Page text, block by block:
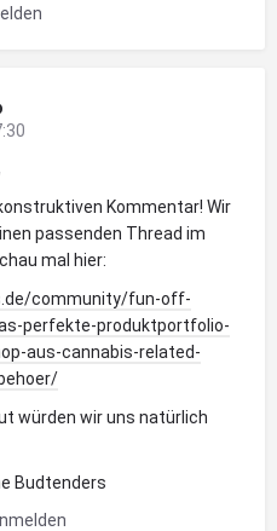
Kommentar! Wir
passenden Thread im
mal hier:
community/fun-off-
perfekte-produktportfolio-
aus-cannabis-related-
würden wir uns natürlich
Budtenders